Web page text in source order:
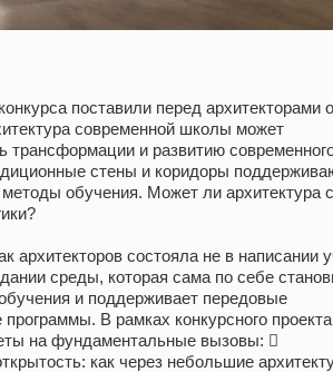
поставили перед архитекторами
современной школы может
трансформации и развитию
стены и коридоры
обучения. Может ли архитектура
архитекторов состояла не в написании
среды, которая сама по себе
и поддерживает передовые
программы. В рамках конкурсного проекта
на фундаментальные вызовы: 
как через небольшие